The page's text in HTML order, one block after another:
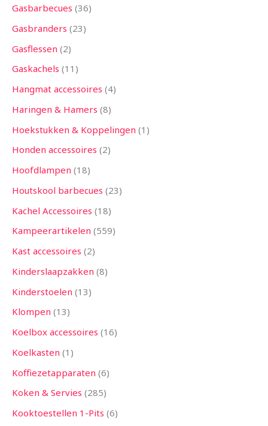
Gasbarbecues 36
Gasbranders 23
Gasflessen 2
Gaskachels 11
Hangmat accessoires 4
Haringen & Hamers 8
Hoekstukken & Koppelingen 1
Honden accessoires 2
Hoofdlampen 18
Houtskool barbecues 23
Kachel Accessoires 18
Kampeerartikelen 559
Kast accessoires 2
Kinderslaapzakken 8
Kinderstoelen 13
Klompen 13
Koelbox accessoires 16
Koelkasten 1
Koffiezetapparaten 6
Koken & Servies 285
Kooktoestellen 1-Pits 6